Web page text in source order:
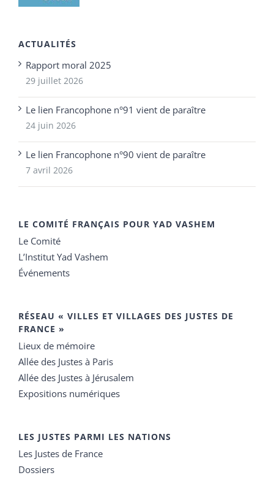
ACTUALITÉS
Rapport moral 2025
29 juillet 2026
Le lien Francophone n°91 vient de paraître
24 juin 2026
Le lien Francophone n°90 vient de paraître
7 avril 2026
LE COMITÉ FRANÇAIS POUR YAD VASHEM
Le Comité
L’Institut Yad Vashem
Événements
RÉSEAU « VILLES ET VILLAGES DES JUSTES DE
FRANCE »
Lieux de mémoire
Allée des Justes à Paris
Allée des Justes à Jérusalem
Expositions numériques
LES JUSTES PARMI LES NATIONS
Les Justes de France
Dossiers